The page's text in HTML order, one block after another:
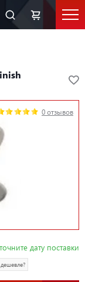
0 отзывов
дату поставки